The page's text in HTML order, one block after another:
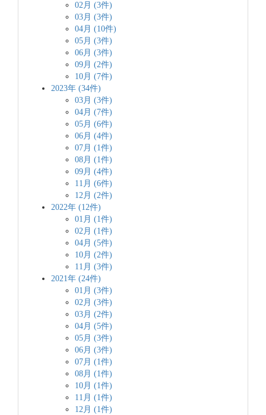
02月 (3件)
03月 (3件)
04月 (10件)
05月 (3件)
06月 (3件)
09月 (2件)
10月 (7件)
2023年 (34件)
03月 (3件)
04月 (7件)
05月 (6件)
06月 (4件)
07月 (1件)
08月 (1件)
09月 (4件)
11月 (6件)
12月 (2件)
2022年 (12件)
01月 (1件)
02月 (1件)
04月 (5件)
10月 (2件)
11月 (3件)
2021年 (24件)
01月 (3件)
02月 (3件)
03月 (2件)
04月 (5件)
05月 (3件)
06月 (3件)
07月 (1件)
08月 (1件)
10月 (1件)
11月 (1件)
12月 (1件)